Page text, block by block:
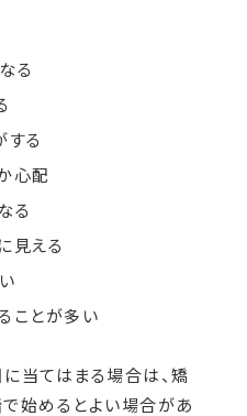
る
する
心配
る
見える
ことが多い
当てはまる場合は、矯
始めるとよい場合があ